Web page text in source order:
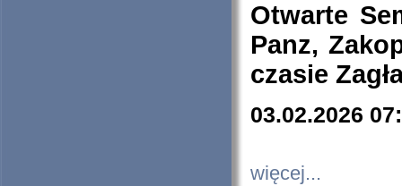
Otwarte
Panz,
czasie
03.02.2026
więcej...